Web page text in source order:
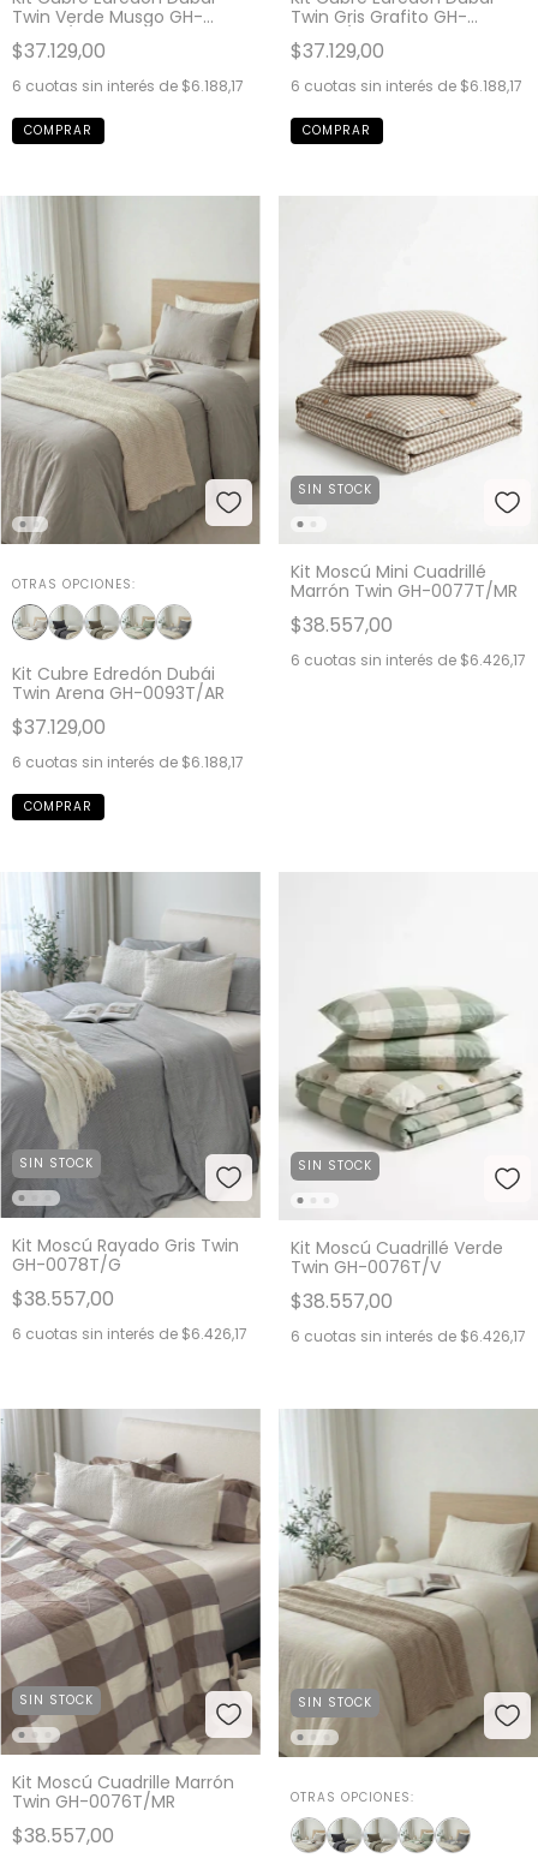
Twin Verde Musgo GH-
$37.129,00
6 cuotas sin interés de $6.188,17
Twin Gris Grafito GH-
$37.129,00
6 cuotas sin interés de $6.188,17
OTRAS OPCIONES:
Kit Cubre Edredón Dubái
Twin Arena GH-0093T/AR
$37.129,00
6 cuotas sin interés de $6.188,17
SIN STOCK
Kit Moscú Mini Cuadrillé
Marrón Twin GH-0077T/MR
$38.557,00
6 cuotas sin interés de $6.426,17
SIN STOCK
Kit Moscú Rayado Gris Twin
GH-0078T/G
$38.557,00
6 cuotas sin interés de $6.426,17
SIN STOCK
Kit Moscú Cuadrillé Verde
Twin GH-0076T/V
$38.557,00
6 cuotas sin interés de $6.426,17
SIN STOCK
Kit Moscú Cuadrille Marrón
Twin GH-0076T/MR
$38.557,00
SIN STOCK
OTRAS OPCIONES: